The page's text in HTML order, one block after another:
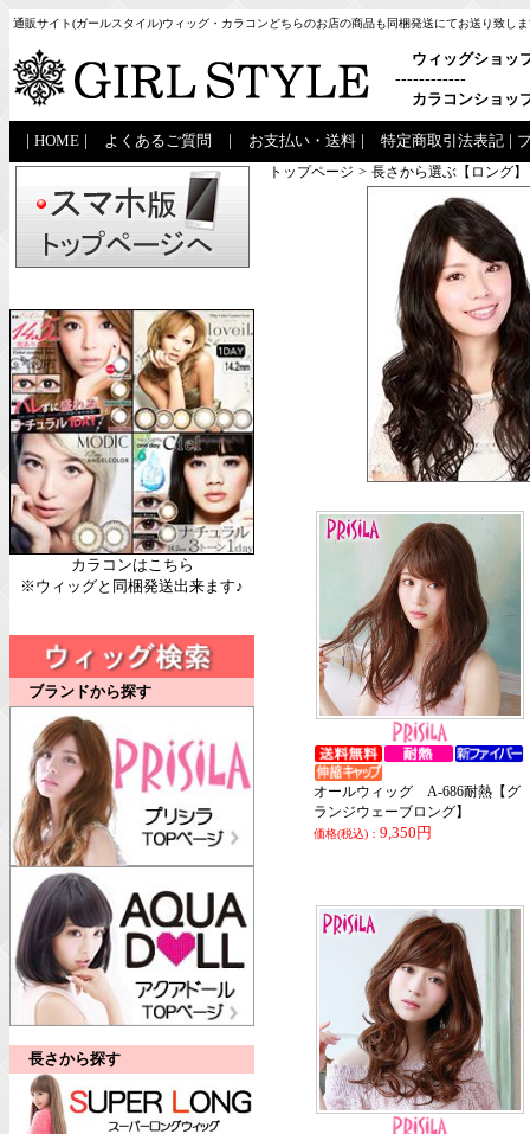
通販サイト(ガールスタイル)ウィッグ・カラコンどちらのお店の商品も同梱発送にてお送り致し
ウィッグショッ
------------
カラコンショッ
HOME よくあるご質問 お支払い・送料 特定商取引法表記
カラコンはこちら
※ウィッグと同梱発送出来ます♪
ブランドから探す
長さから探す
トップページ > 長さから選ぶ【ロング】
オールウィッグ A-686耐熱【グ
ランジウェーブロング】
価格(税込)： 9,350円